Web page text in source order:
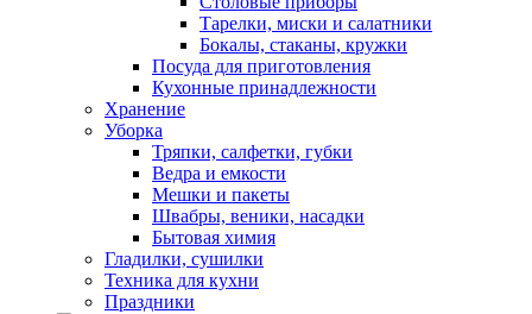
Тарелки, миски и салатники
Бокалы, стаканы, кружки
Посуда для приготовления
Кухонные принадлежности
Хранение
Уборка
Тряпки, салфетки, губки
Ведра и емкости
Мешки и пакеты
Швабры, веники, насадки
Бытовая химия
Гладилки, сушилки
Техника для кухни
Праздники